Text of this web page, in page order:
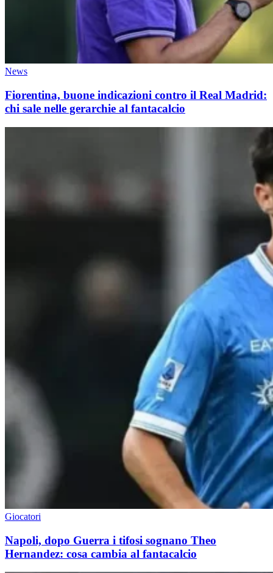
News
Fiorentina, buone indicazioni contro il Real Madrid:
chi sale nelle gerarchie al fantacalcio
Giocatori
Napoli, dopo Guerra i tifosi sognano Theo
Hernandez: cosa cambia al fantacalcio